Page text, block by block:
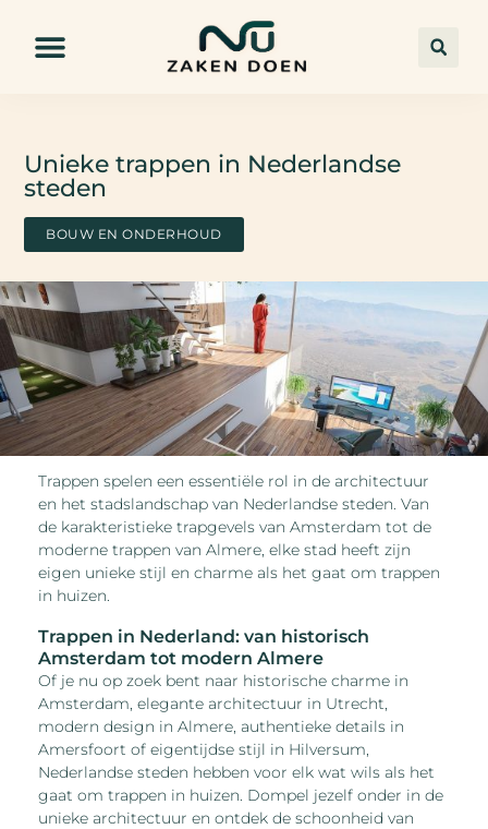
Unieke trappen in Nederlandse
steden
BOUW EN ONDERHOUD
Trappen spelen een essentiële rol in de architectuur
en het stadslandschap van Nederlandse steden. Van
de karakteristieke trapgevels van Amsterdam tot de
moderne trappen van Almere, elke stad heeft zijn
eigen unieke stijl en charme als het gaat om trappen
in huizen.
Trappen in Nederland: van historisch
Amsterdam tot modern Almere
Of je nu op zoek bent naar historische charme in
Amsterdam, elegante architectuur in Utrecht,
modern design in Almere, authentieke details in
Amersfoort of eigentijdse stijl in Hilversum,
Nederlandse steden hebben voor elk wat wils als het
gaat om trappen in huizen. Dompel jezelf onder in de
unieke architectuur en ontdek de schoonheid van